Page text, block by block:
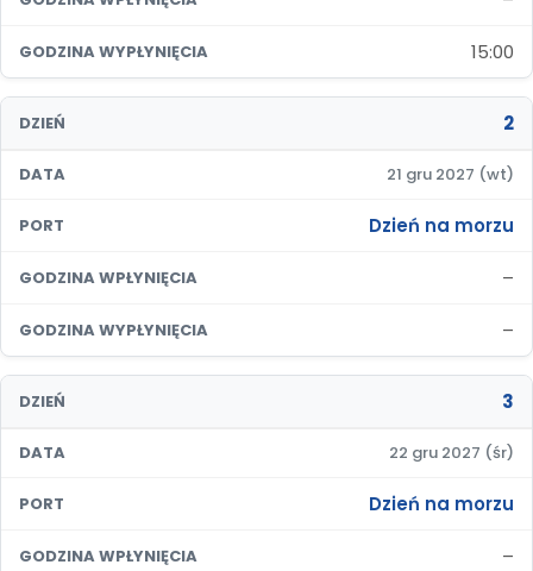
GODZINA WYPŁYNIĘCIA 15:00
DZIEŃ 2
DATA 21 gru 2027 (wt)
PORT Dzień na morzu
GODZINA WPŁYNIĘCIA –
GODZINA WYPŁYNIĘCIA –
DZIEŃ 3
DATA 22 gru 2027 (śr)
PORT Dzień na morzu
GODZINA WPŁYNIĘCIA –